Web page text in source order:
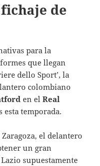
de
para la
que llegan
dello Sport’, la
colombiano
en elReal
esta temporada.
el delantero
un gran
supuestamente